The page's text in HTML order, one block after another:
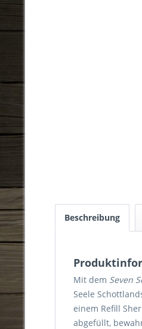
Beschreibung
Mit dem Seven
Seele
einem Refill
abgefüllt,